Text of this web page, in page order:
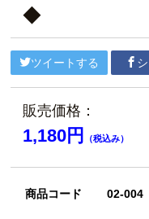
◆
ツイートする
販売価格：
1,180円 （税込み）
商品コード 02-004